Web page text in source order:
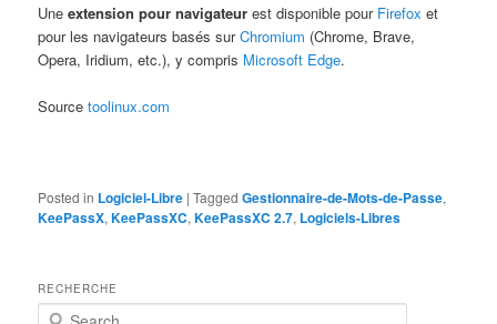
Uneextension pour navigateur est disponible pour Firefox et
pour les navigateurs basés surChromium (Chrome, Brave,
Opera, Iridium, etc.), y compris Microsoft Edge.
Sourcetoolinux.com
Posted in Logiciel-Libre |Tagged Gestionnaire-de-Mots-de-Passe,
KeePassX,KeePassXC,KeePassXC 2.7, Logiciels-Libres
RECHERCHE